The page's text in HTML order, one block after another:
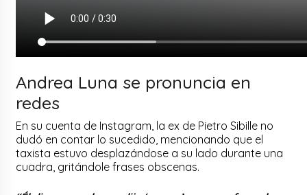
Andrea Luna se pronuncia en
redes
En su cuenta de Instagram, la ex de Pietro Sibille no
dudó en contar lo sucedido, mencionando que el
taxista estuvo desplazándose a su lado durante una
cuadra, gritándole frases obscenas.